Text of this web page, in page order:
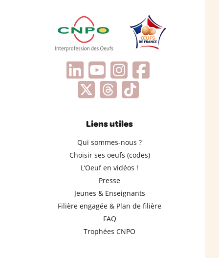
Liens utiles
Qui sommes-nous ?
Choisir ses oeufs (codes)
L’Oeuf en vidéos !
Presse
Jeunes & Enseignants
Filière engagée & Plan de filière
FAQ
Trophées CNPO